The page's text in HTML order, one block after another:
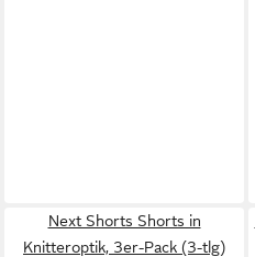
Next Shorts Shorts in
Knitteroptik, 3er-Pack (3-tlg)